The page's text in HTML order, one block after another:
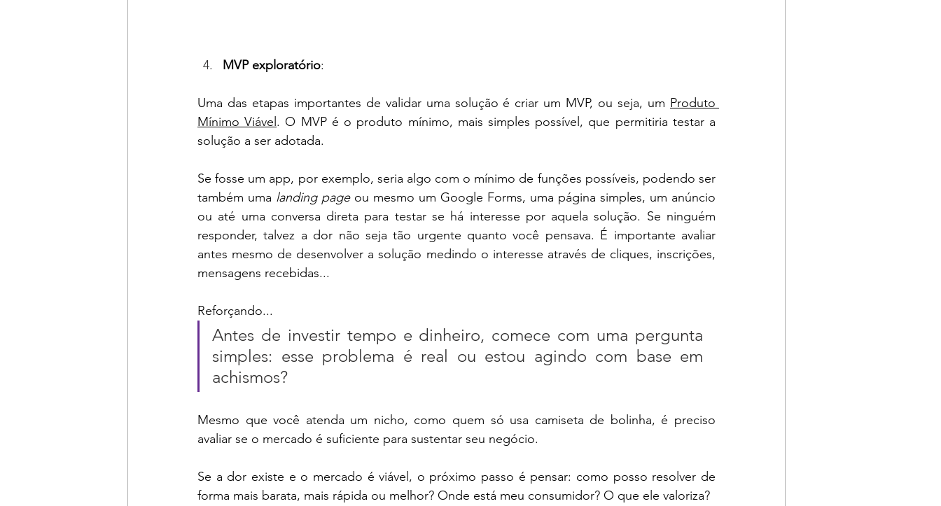
MVP exploratório:
Uma das etapas importantes de validar uma solução é criar um MVP, ou seja, um Produto
Mínimo Viável . O MVP é o produto mínimo, mais simples possível, que permitiria testar a
solução a ser adotada.
Se fosse um app, por exemplo, seria algo com o mínimo de funções possíveis, podendo ser
também uma landing page ou mesmo um Google Forms, uma página simples, um anúncio
ou até uma conversa direta para testar se há interesse por aquela solução. Se ninguém
responder, talvez a dor não seja tão urgente quanto você pensava. É importante avaliar
antes mesmo de desenvolver a solução medindo o interesse através de cliques, inscrições,
mensagens recebidas...
Reforçando...
Antes de investir tempo e dinheiro, comece com uma pergunta
simples: esse problema é real ou estou agindo com base em
achismos?
Mesmo que você atenda um nicho, como quem só usa camiseta de bolinha, é preciso
avaliar se o mercado é suficiente para sustentar seu negócio.
Se a dor existe e o mercado é viável, o próximo passo é pensar: como posso resolver de
forma mais barata, mais rápida ou melhor? Onde está meu consumidor? O que ele valoriza?